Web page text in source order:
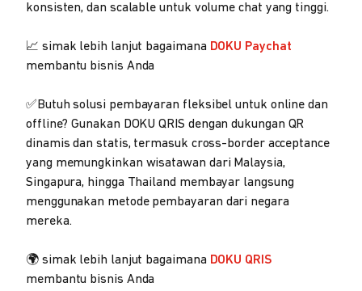
konsisten, dan scalable untuk volume chat yang tinggi.
📈 simak lebih lanjut bagaimana DOKU Paychat
membantu bisnis Anda
✅Butuh solusi pembayaran fleksibel untuk online dan
offline? Gunakan DOKU QRIS dengan dukungan QR
dinamis dan statis, termasuk cross-border acceptance
yang memungkinkan wisatawan dari Malaysia,
Singapura, hingga Thailand membayar langsung
menggunakan metode pembayaran dari negara
mereka.
🌍 simak lebih lanjut bagaimana DOKU QRIS
membantu bisnis Anda